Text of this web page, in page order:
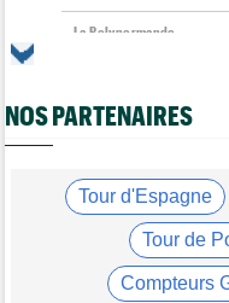
La Polynormande
Tour d'Espagne
La 20e étape de La
Robert Gesink : "Le
propre..."
Tour de France Femmes
Puck Pieterse : "Le
NOS PARTENAIRES
Tour d'Espagne
Tour de
Compteurs